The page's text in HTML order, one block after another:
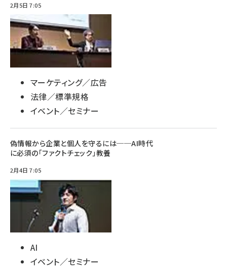
2月5日 7:05
マーケティング／広告
法律／標準規格
イベント／セミナー
偽情報から企業と個人を守るには──AI時代
に必須の「ファクトチェック」教養
2月4日 7:05
AI
イベント／セミナー